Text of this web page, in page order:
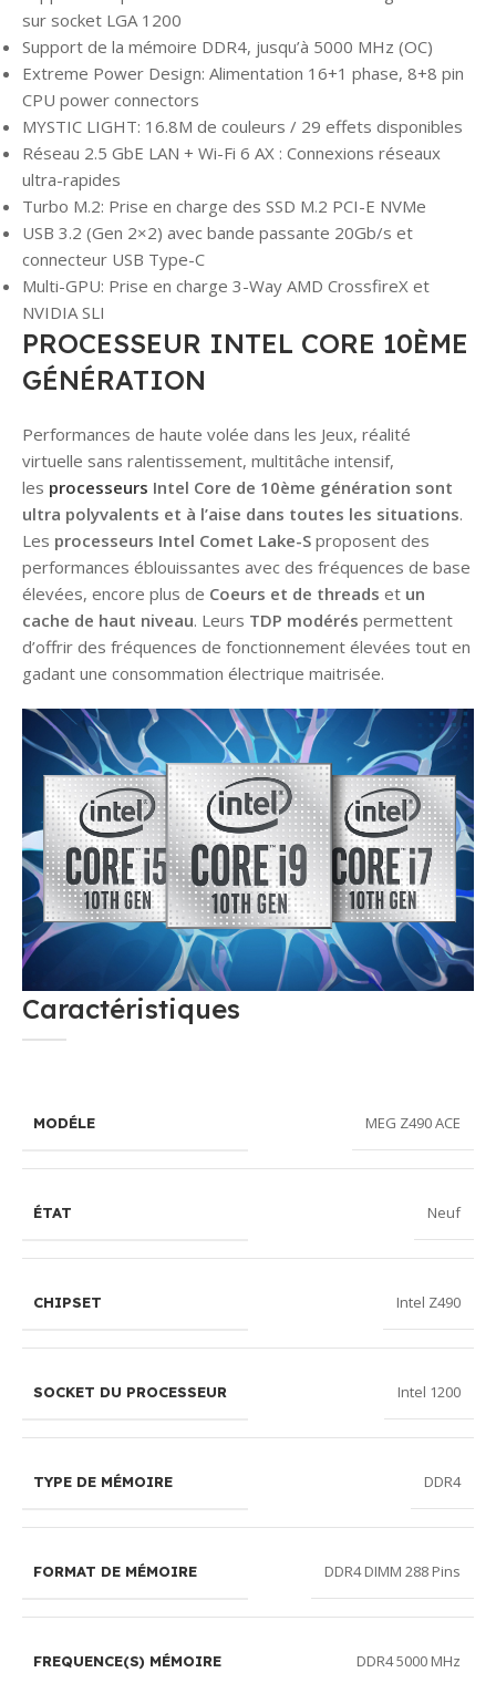
sur socket LGA 1200
Support de la mémoire DDR4, jusqu’à 5000 MHz (OC)
Extreme Power Design: Alimentation 16+1 phase, 8+8 pin
CPU power connectors
MYSTIC LIGHT: 16.8M de couleurs / 29 effets disponibles
Réseau 2.5 GbE LAN + Wi-Fi 6 AX : Connexions réseaux
ultra-rapides
Turbo M.2: Prise en charge des SSD M.2 PCI-E NVMe
USB 3.2 (Gen 2×2) avec bande passante 20Gb/s et
connecteur USB Type-C
Multi-GPU: Prise en charge 3-Way AMD CrossfireX et
NVIDIA SLI
PROCESSEUR INTEL CORE 10ÈME
GÉNÉRATION
Performances de haute volée dans les Jeux, réalité
virtuelle sans ralentissement, multitâche intensif,
les processeurs Intel Core de 10ème génération sont
ultra polyvalents et à l’aise dans toutes les situations.
Les processeurs Intel Comet Lake-S proposent des
performances éblouissantes avec des fréquences de base
élevées, encore plus de Coeurs et de threads et un
cache de haut niveau. Leurs TDP modérés permettent
d’offrir des fréquences de fonctionnement élevées tout en
gadant une consommation électrique maitrisée.
Caractéristiques
MODÉLE MEG Z490 ACE
ÉTAT Neuf
CHIPSET Intel Z490
SOCKET DU PROCESSEUR Intel 1200
TYPE DE MÉMOIRE DDR4
FORMAT DE MÉMOIRE DDR4 DIMM 288 Pins
FREQUENCE(S) MÉMOIRE DDR4 5000 MHz